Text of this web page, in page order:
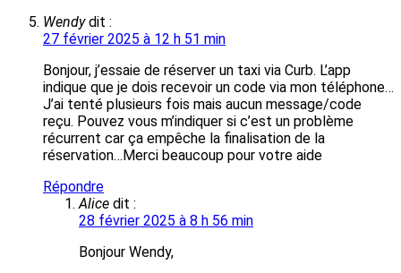
Wendy dit :
27 février 2025 à 12 h 51 min
Bonjour, j’essaie de réserver un taxi via Curb. L’app
indique que je dois recevoir un code via mon téléphone…
J’ai tenté plusieurs fois mais aucun message/code
reçu. Pouvez vous m’indiquer si c’est un problème
récurrent car ça empêche la finalisation de la
réservation…Merci beaucoup pour votre aide
Répondre
Alice dit :
28 février 2025 à 8 h 56 min
Bonjour Wendy,